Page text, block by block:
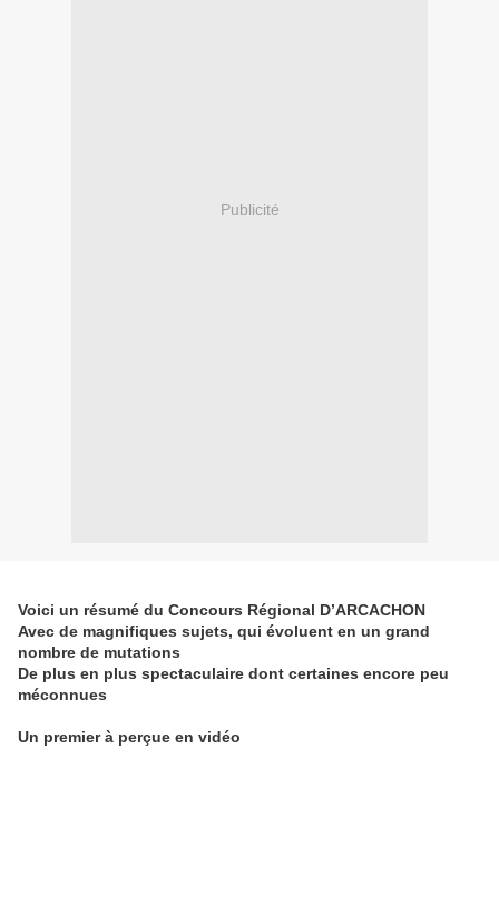
Publicité
Voici un résumé du Concours Régional D’ARCACHON
Avec de magnifiques sujets, qui évoluent en un grand
nombre de mutations
De plus en plus spectaculaire dont certaines encore peu
méconnues
Un premier à perçue en vidéo